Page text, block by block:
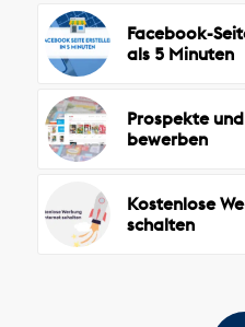
Facebook-
als 5 Minuten
Prospekte
bewerben
Kostenlose
schalten